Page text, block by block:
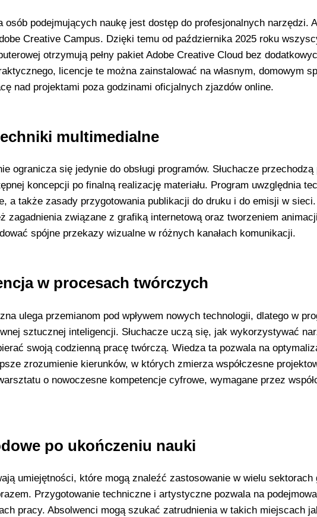
osób podejmujących naukę jest dostęp do profesjonalnych narzędzi.
Creative Campus. Dzięki temu od października 2025 roku
otrzymują pełny pakiet Adobe Creative Cloud bez
licencje te można zainstalować na własnym, domowym
nad projektami poza godzinami oficjalnych zjazdów online.
multimedialne
ogranicza się jedynie do obsługi programów. Słuchacze przechodzą
koncepcji po finalną realizację materiału. Program uwzględnia
a także zasady przygotowania publikacji do druku i do emisji w
zagadnienia związane z grafiką internetową oraz tworzeniem
spójne przekazy wizualne w różnych kanałach komunikacji.
w procesach twórczych
ulega przemianom pod wpływem nowych technologii, dlatego w
sztucznej inteligencji. Słuchacze uczą się, jak wykorzystywać
swoją codzienną pracę twórczą. Wiedza ta pozwala na
zrozumienie kierunków, w których zmierza współczesne
o nowoczesne kompetencje cyfrowe, wymagane przez
po ukończeniu nauki
umiejętności, które mogą znaleźć zastosowanie w wielu sektorach
Przygotowanie techniczne i artystyczne pozwala na
pracy. Absolwenci mogą szukać zatrudnienia w takich miejscach